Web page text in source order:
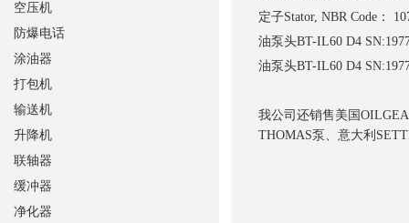
定子Stator, NBR Code：
油泵头BT-IL60 D4
油泵头BT-IL60 D4
我公司还销售美国
THOMAS泵、意大利
空压机
防爆电话
涂油器
打包机
输送机
升降机
联轴器
缓冲器
净化器